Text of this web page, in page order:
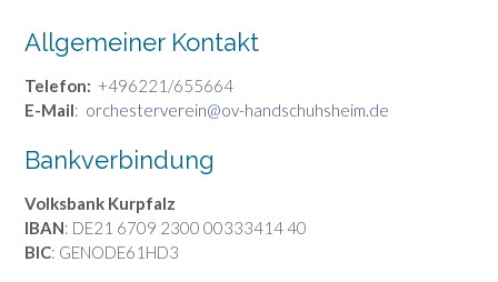
Allgemeiner Kontakt
Telefon: +496221/655664
E-Mail: orchesterverein@ov-handschuhsheim.de
Bankverbindung
Volksbank Kurpfalz
IBAN: DE21 6709 2300 00333414 40
BIC: GENODE61HD3